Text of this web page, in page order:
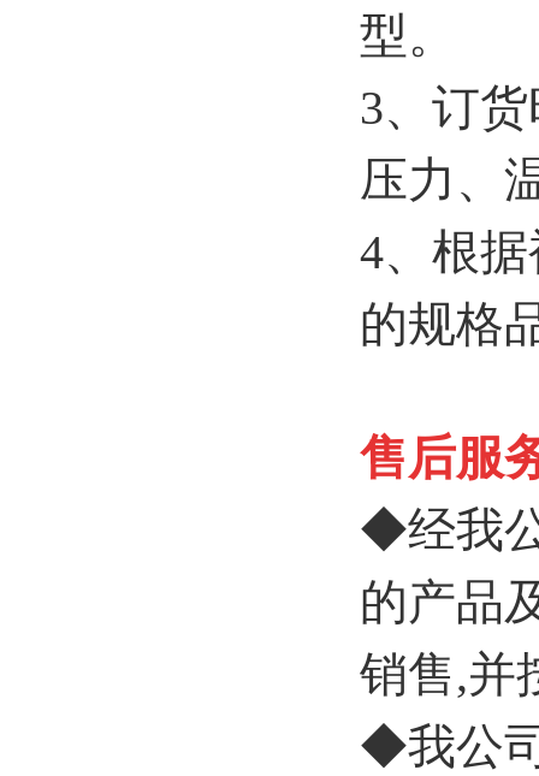
型。
3、订
压力、
4、根
的规格
售后服
◆经我
的产品
销售,并
◆我公